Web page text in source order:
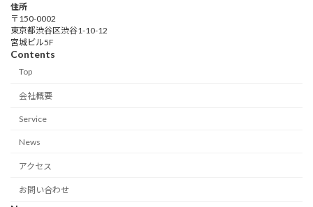
住所
〒150-0002
東京都渋谷区渋谷1-10-12
宮城ビル5F
Contents
Top
会社概要
Service
News
アクセス
お問い合わせ